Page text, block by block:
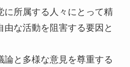
に所属する人々にとって精
な活動を阻害する要因と
論と多様な意見を尊重する